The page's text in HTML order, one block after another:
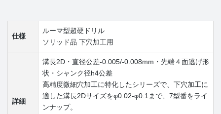
仕様
ルーマ型超硬ドリル
ソリッド品 下穴加工用
詳細
溝長2D・直径公差-0.005/-0.008mm・先端４面逃げ形
状・シャンク径h4公差
高精度微細穴加工に特化したシリーズで、下穴加工に
適した溝長2Dサイズをφ0.02-φ0.1まで、7型番をライ
ンナップ。